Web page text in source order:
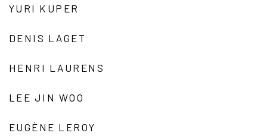
YURI KUPER
DENIS LAGET
HENRI LAURENS
LEE JIN WOO
EUGÈNE LEROY